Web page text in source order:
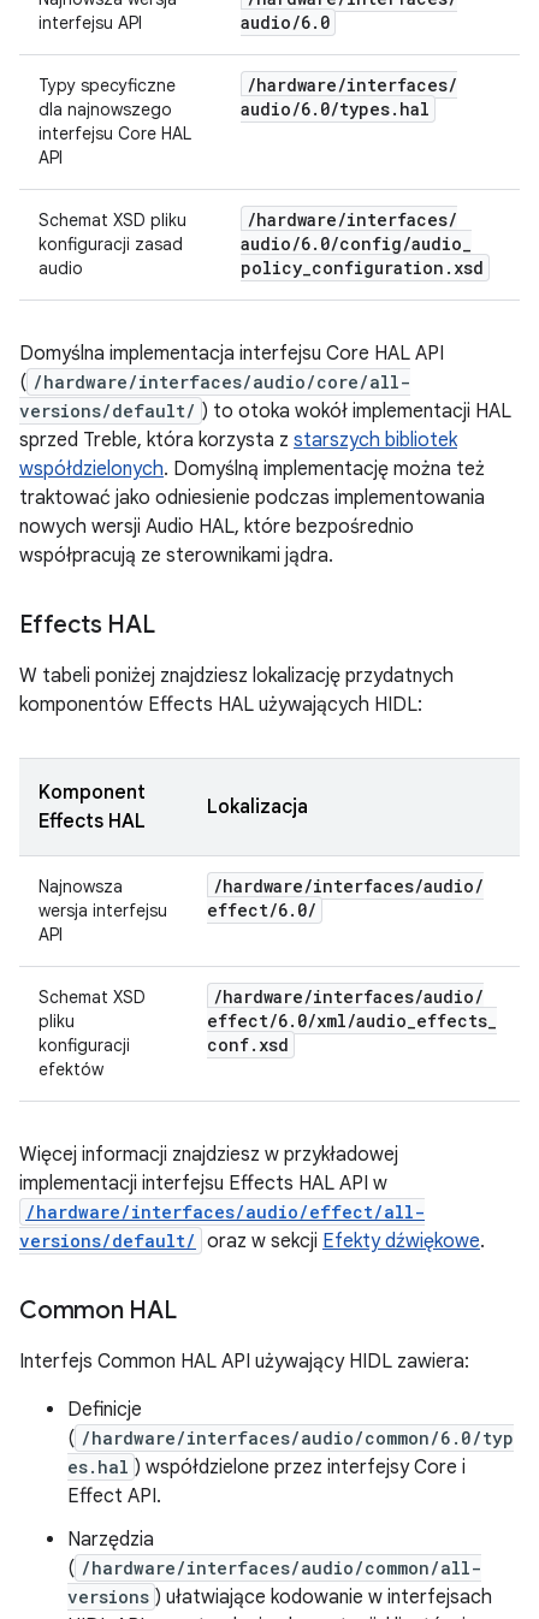
interfejsu API
audio/6. 0
Typy specyficzne
dla najnowszego
interfejsu Core HAL
API
/hardware/interfaces/
audio/6. 0/types. hal
Schemat XSD pliku
konfiguracji zasad
audio
/hardware/interfaces/
audio/6. 0/config/audio_
policy_configuration . xsd
Domyślna implementacja interfejsu Core HAL API
( /hardware/interfaces/audio/core/all-
versions/default/ ) to otoka wokół implementacji HAL
sprzed Treble, która korzysta z starszych bibliotek
współdzielonych. Domyślną implementację można też
traktować jako odniesienie podczas implementowania
nowych wersji Audio HAL, które bezpośrednio
współpracują ze sterownikami jądra.
Effects HAL
W tabeli poniżej znajdziesz lokalizację przydatnych
komponentów Effects HAL używających HIDL:
Komponent
Effects HAL
Lokalizacja
Najnowsza
wersja interfejsu
API
/hardware/interfaces/audio/
effect/6. 0/
Schemat XSD
pliku
konfiguracji
efektów
/hardware/interfaces/audio/
effect/6. 0/xml/audio_effects_
conf. xsd
Więcej informacji znajdziesz w przykładowej
implementacji interfejsu Effects HAL API w
/hardware/interfaces/audio/effect/all-
versions/default/ oraz w sekcji Efekty dźwiękowe.
Common HAL
Interfejs Common HAL API używający HIDL zawiera:
Definicje
( /hardware/interfaces/audio/common/6.0/typ
es.hal ) współdzielone przez interfejsy Core i
Effect API.
Narzędzia
( /hardware/interfaces/audio/common/all-
versions ) ułatwiające kodowanie w interfejsach